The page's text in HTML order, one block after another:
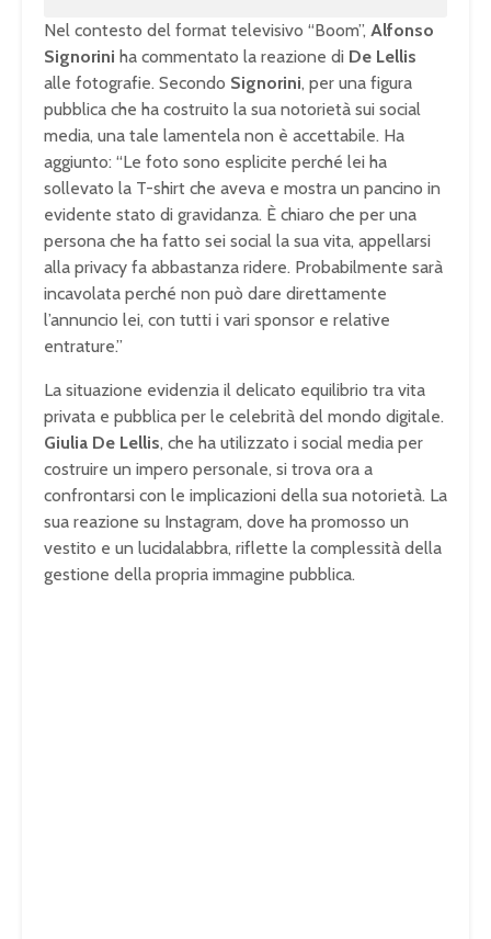
Nel contesto del format televisivo “Boom”, Alfonso
Signorini ha commentato la reazione di De Lellis
alle fotografie. Secondo Signorini, per una figura
pubblica che ha costruito la sua notorietà sui social
media, una tale lamentela non è accettabile. Ha
aggiunto: “Le foto sono esplicite perché lei ha
sollevato la T-shirt che aveva e mostra un pancino in
evidente stato di gravidanza. È chiaro che per una
persona che ha fatto sei social la sua vita, appellarsi
alla privacy fa abbastanza ridere. Probabilmente sarà
incavolata perché non può dare direttamente
l’annuncio lei, con tutti i vari sponsor e relative
entrature.”
La situazione evidenzia il delicato equilibrio tra vita
privata e pubblica per le celebrità del mondo digitale.
Giulia De Lellis, che ha utilizzato i social media per
costruire un impero personale, si trova ora a
confrontarsi con le implicazioni della sua notorietà. La
sua reazione su Instagram, dove ha promosso un
vestito e un lucidalabbra, riflette la complessità della
gestione della propria immagine pubblica.